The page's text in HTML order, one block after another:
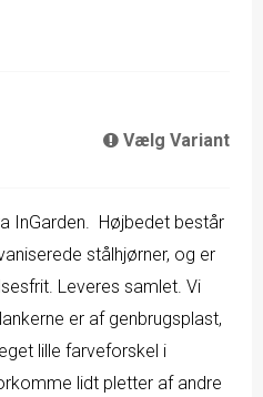
Vælg Variant
InGarden. Højbedet består
stålhjørner, og er
Leveres samlet. Vi
er af genbrugsplast,
lille farveforskel i
lidt pletter af andre